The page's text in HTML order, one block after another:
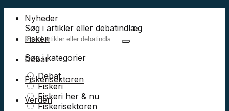
Søg i artikler eller debatindlæg
Søg i kategorier
Debat
Fiskeri
Fiskeri her & nu
Fiskerisektoren
Nyheder
Fiskeri
Debat
Fiskerisektoren
Verden